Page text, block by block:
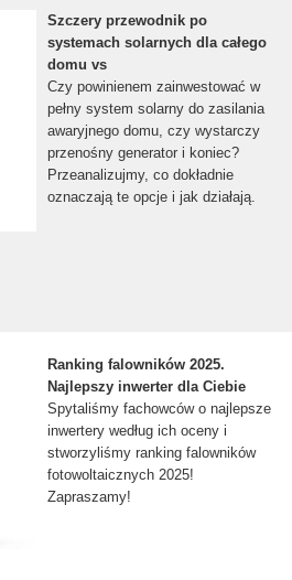
Szczery przewodnik po
systemach solarnych dla całego
domu vs
Czy powinienem zainwestować w
pełny system solarny do zasilania
awaryjnego domu, czy wystarczy
przenośny generator i koniec?
Przeanalizujmy, co dokładnie
oznaczają te opcje i jak działają.
Ranking falowników 2025.
Najlepszy inwerter dla Ciebie
Spytaliśmy fachowców o najlepsze
inwertery według ich oceny i
stworzyliśmy ranking falowników
fotowoltaicznych 2025!
Zapraszamy!